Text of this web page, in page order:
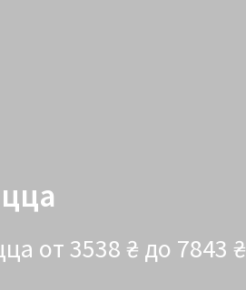
от 3538 ₴ до 7843 ₴